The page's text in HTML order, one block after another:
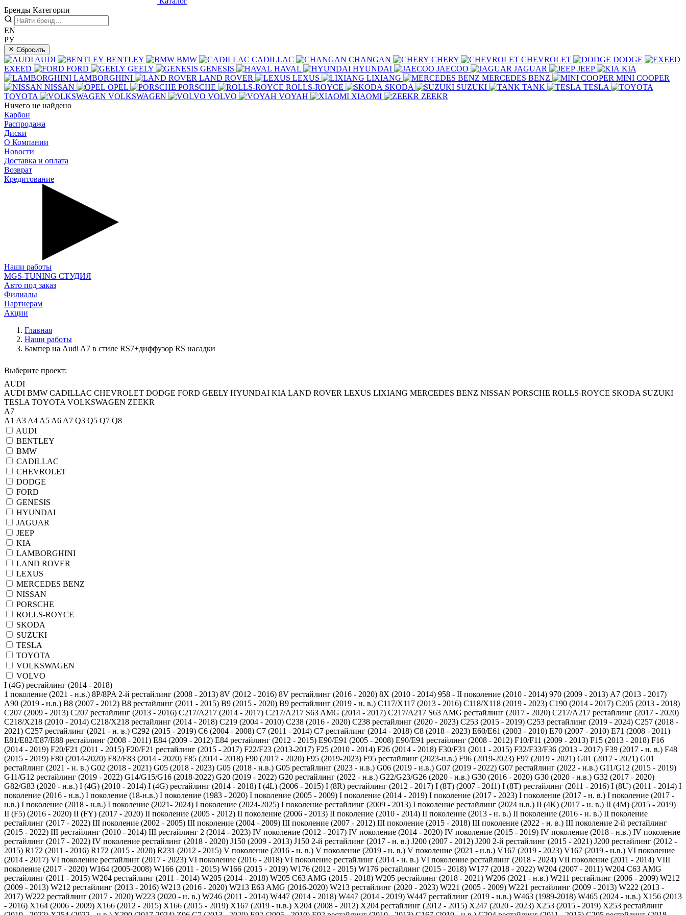
Бренды Категории
EN
РУ
Сбросить
AUDI BENTLEY BMW CADILLAC CHANGAN CHERY CHEVROLET
DODGE
EXEED
FORD GEELY GENESIS HAVAL HYUNDAI JAECOO JAGUAR JEEP
KIA
LAMBORGHINI
LAND ROVER LEXUS LIXIANG MERCEDES BENZ
MINI COOPER
NISSAN
OPEL PORSCHE ROLLS-ROYCE SKODA SUZUKI TANK
TESLA
TOYOTA
VOLKSWAGEN VOLVO VOYAH XIAOMI
ZEEKR
Ничего не найдено
Карбон
Распродажа
Диски
О Компании
Новости
Доставка и оплата
Возврат
Кредитование
Наши работы
MGS-TUNING СТУДИЯ
Авто под заказ
Филиалы
Партнерам
Акции
Главная
Наши работы
Бампер на Audi A7 в стиле RS7+диффузор RS насадки
Выберите проект:
AUDI
AUDI BMW CADILLAC CHEVROLET DODGE FORD GEELY HYUNDAI KIA LAND ROVER LEXUS LIXIANG MERCEDES BENZ NISSAN PORSCHE ROLLS-ROYCE SKODA SUZUKI
TESLA TOYOTA VOLKSWAGEN ZEEKR
A7
A1 A3 A4 A5 A6 A7 Q3 Q5 Q7 Q8
AUDI
BENTLEY
BMW
CADILLAC
CHEVROLET
DODGE
FORD
GENESIS
HYUNDAI
JAGUAR
JEEP
KIA
LAMBORGHINI
LAND ROVER
LEXUS
MERCEDES BENZ
NISSAN
PORSCHE
ROLLS-ROYCE
SKODA
SUZUKI
TESLA
TOYOTA
VOLKSWAGEN
VOLVO
1 поколение (2021 - н.в.) 8P/8PA 2-й рестайлинг (2008 - 2013) 8V (2012 - 2016) 8V рестайлинг (2016 - 2020) 8X (2010 - 2014) 958 - II поколение (2010 - 2014) 970 (2009 - 2013) A7 (2013 - 2017)
A90 (2019 - н.в.) B8 (2007 - 2012) B8 рестайлинг (2011 - 2015) B9 (2015 - 2020) B9 рестайлинг (2019 - н. в.) C117/X117 (2013 - 2016) C118/X118 (2019 - 2023) C190 (2014 - 2017) C205 (2013 - 2018)
C207 (2009 - 2013) C207 рестайлинг (2013 - 2016) C217/A217 (2014 - 2017) C217/A217 S63 AMG (2014 - 2017) C217/A217 S63 AMG рестайлинг (2017 - 2020) C217/A217 рестайлинг (2017 - 2020)
C218/X218 (2010 - 2014) C218/X218 рестайлинг (2014 - 2018) C219 (2004 - 2010) C238 (2016 - 2020) C238 рестайлинг (2020 - 2023) C253 (2015 - 2019) C253 рестайлинг (2019 - 2024) C257 (2018 -
2021) C257 рестайлинг (2021 - н. в.) C292 (2015 - 2019) C6 (2004 - 2008) C7 (2011 - 2014) C7 рестайлинг (2014 - 2018) C8 (2018 - 2023) E60/E61 (2003 - 2010) E70 (2007 - 2010) E71 (2008 - 2011)
E81/E82/E87/E88 рестайлинг (2008 - 2011) E84 (2009 - 2012) E84 рестайлинг (2012 - 2015) E90/E91 (2005 - 2008) E90/E91 рестайлинг (2008 - 2012) F10/F11 (2009 - 2013) F15 (2013 - 2018) F16
(2014 - 2019) F20/F21 (2011 - 2015) F20/F21 рестайлинг (2015 - 2017) F22/F23 (2013-2017) F25 (2010 - 2014) F26 (2014 - 2018) F30/F31 (2011 - 2015) F32/F33/F36 (2013 - 2017) F39 (2017 - н. в.) F48
(2015 - 2019) F80 (2014-2020) F82/F83 (2014 - 2020) F85 (2014 - 2018) F90 (2017 - 2020) F95 (2019-2023) F95 рестайлинг (2023-н.в.) F96 (2019-2023) F97 (2019 - 2021) G01 (2017 - 2021) G01
рестайлинг (2021 - н. в.) G02 (2018 - 2021) G05 (2018 - 2023) G05 (2018 - н.в.) G05 рестайлинг (2023 - н.в.) G06 (2019 - н.в.) G07 (2019 - 2022) G07 рестайлинг (2022 - н.в.) G11/G12 (2015 - 2019)
G11/G12 рестайлинг (2019 - 2022) G14/G15/G16 (2018-2022) G20 (2019 - 2022) G20 рестайлинг (2022 - н.в.) G22/G23/G26 (2020 - н.в.) G30 (2016 - 2020) G30 (2020 - н.в.) G32 (2017 - 2020)
G82/G83 (2020 - н.в.) I (4G) (2010 - 2014) I (4G) рестайлинг (2014 - 2018) I (4L) (2006 - 2015) I (8R) рестайлинг (2012 - 2017) I (8T) (2007 - 2011) I (8T) рестайлинг (2011 - 2016) I (8U) (2011 - 2014) I
поколение (2016 - н.в.) I поколение (18-н.в.) I поколение (1983 - 2020) I поколение (2005 - 2009) I поколение (2014 - 2019) I поколение (2017 - 2023) I поколение (2017 - н. в.) I поколение (2017 -
н.в.) I поколение (2018 - н.в.) I поколение (2021- 2024) I поколение (2024-2025) I поколение рестайлинг (2009 - 2013) I поколение рестайлинг (2024 н.в.) II (4K) (2017 - н. в.) II (4M) (2015 - 2019)
II (F5) (2016 - 2020) II (FY) (2017 - 2020) II поколение (2005 - 2012) II поколение (2006 - 2013) II поколение (2010 - 2014) II поколение (2013 - н. в.) II поколение (2016 - н. в.) II поколение
рестайлинг (2017 - 2022) III поколение (2002 - 2005) III поколение (2004 - 2009) III поколение (2007 - 2012) III поколение (2015 - 2018) III поколение (2022 - н. в.) III поколение 2-й рестайлинг
(2015 - 2022) III рестайлинг (2010 - 2014) III рестайлинг 2 (2014 - 2023) IV поколение (2012 - 2017) IV поколение (2014 - 2020) IV поколение (2015 - 2019) IV поколение (2018 - н.в.) IV поколение
рестайлинг (2017 - 2022) IV поколение рестайлинг (2018 - 2020) J150 (2009 - 2013) J150 2-й рестайлинг (2017 - н. в.) J200 (2007 - 2012) J200 2-й рестайлинг (2015 - 2021) J200 рестайлинг (2012 -
2015) R172 (2011 - 2016) R172 (2015 - 2020) R231 (2012 - 2015) V поколение (2016 - н. в.) V поколение (2019 - н. в.) V поколение (2021 - н.в.) V167 (2019 - 2023) V167 (2019 - н.в.) VI поколение
(2014 - 2017) VI поколение рестайлинг (2017 - 2023) VI поколение (2016 - 2018) VI поколение рестайлинг (2014 - н. в.) VI поколение рестайлинг (2018 - 2024) VII поколение (2011 - 2014) VIII
поколение (2017 - 2020) W164 (2005-2008) W166 (2011 - 2015) W166 (2015 - 2019) W176 (2012 - 2015) W176 рестайлинг (2015 - 2018) W177 (2018 - 2022) W204 (2007 - 2011) W204 C63 AMG
рестайлинг (2011 - 2015) W204 рестайлинг (2011 - 2014) W205 (2014 - 2018) W205 C63 AMG (2015 - 2018) W205 рестайлинг (2018 - 2021) W206 (2021 - н.в.) W211 рестайлинг (2006 - 2009) W212
(2009 - 2013) W212 рестайлинг (2013 - 2016) W213 (2016 - 2020) W213 E63 AMG (2016-2020) W213 рестайлинг (2020 - 2023) W221 (2005 - 2009) W221 рестайлинг (2009 - 2013) W222 (2013 -
2017) W222 рестайлинг (2017 - 2020) W223 (2020 - н. в.) W246 (2011 - 2014) W447 (2014 - 2018) W447 (2014 - 2019) W447 рестайлинг (2019 - н.в.) W463 (1989-2018) W465 (2024 - н.в.) X156 (2013
- 2016) X164 (2006 - 2009) X166 (2012 - 2015) X166 (2015 - 2019) X167 (2019 - н.в.) X204 (2008 - 2012) X204 рестайлинг (2012 - 2015) X247 (2020 - 2023) X253 (2015 - 2019) X253 рестайлинг